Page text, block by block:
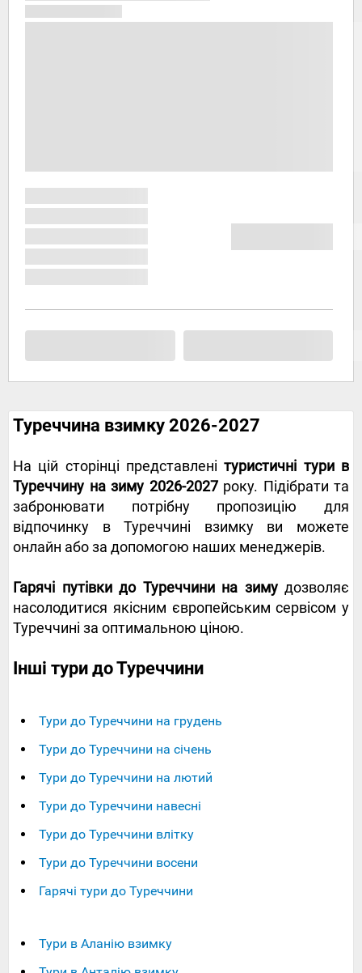
Туреччина взимку 2026-2027
На цій сторінці представленітуристичні тури в
Туреччину на зиму 2026-2027року. Підібрати та
забронювати потрібну пропозицію для
відпочинку в Туреччині взимку ви можете
онлайн або за допомогою наших менеджерів.
Гарячі путівки до Туреччини на зимудозволяє
насолодитися якісним європейським сервісом у
Туреччині за оптимальною ціною.
Інші тури до Туреччини
Тури до Туреччини на грудень
Тури до Туреччини на січень
Тури до Туреччини на лютий
Тури до Туреччини навесні
Тури до Туреччини влітку
Тури до Туреччини восени
Гарячі тури до Туреччини
Тури в Аланію взимку